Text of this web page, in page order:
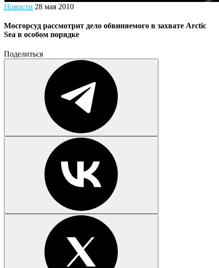
Новости 28 мая 2010
Мосгорсуд рассмотрит дело обвиняемого в захвате Arctic
Sea в особом порядке
Поделиться